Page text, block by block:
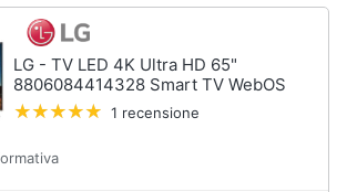
LG - TV LED 4K Ultra HD 65"
8806084414328 Smart TV WebOS
1 recensione